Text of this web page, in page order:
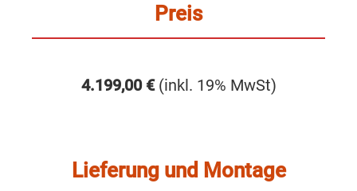
Preis
4.199,00 €(inkl. 19% MwSt)
Lieferung und Montage